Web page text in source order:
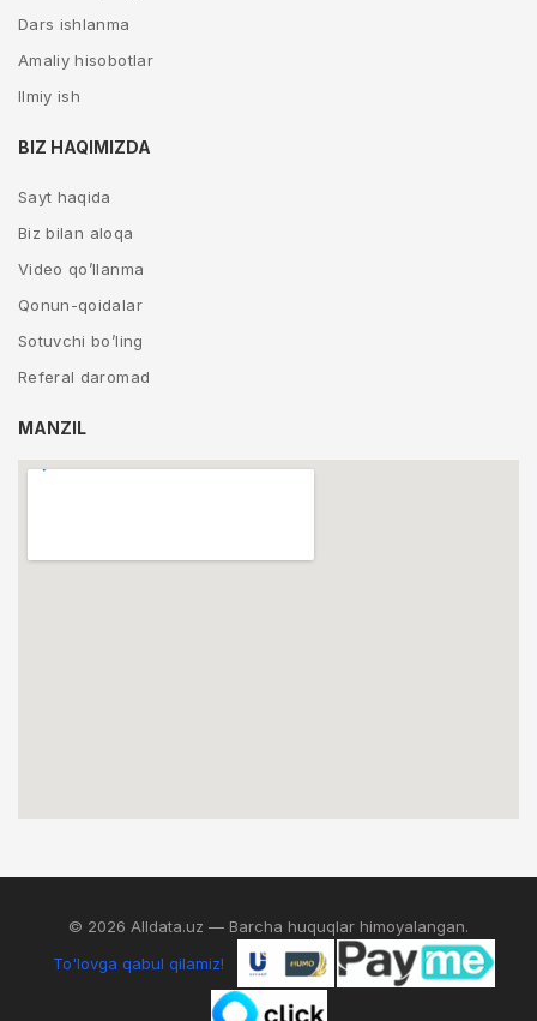
Dars ishlanma
Amaliy hisobotlar
Ilmiy ish
BIZ HAQIMIZDA
Sayt haqida
Biz bilan aloqa
Video qo’llanma
Qonun-qoidalar
Sotuvchi bo’ling
Referal daromad
MANZIL
© 2026 Alldata.uz — Barcha huquqlar himoyalangan.
To'lovga qabul qilamiz!